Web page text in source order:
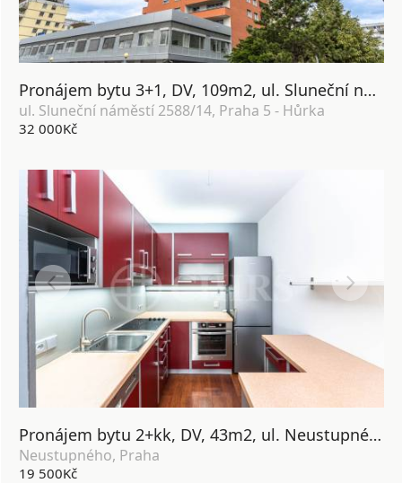
Pronájem bytu 3+1, DV, 109m2, ul. Sluneční náměstí 2588/14, Praha 5 - Hůrka
ul. Sluneční náměstí 2588/14, Praha 5 - Hůrka
32 000Kč
Pronájem bytu 2+kk, DV, 43m2, ul. Neustupného 1836/14, Praha 5 - Luka
Neustupného, Praha
19 500Kč